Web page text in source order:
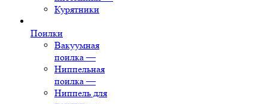
Курятники
Поилки
Вакуумная
поилка —
Ниппельная
поилка —
Ниппель для